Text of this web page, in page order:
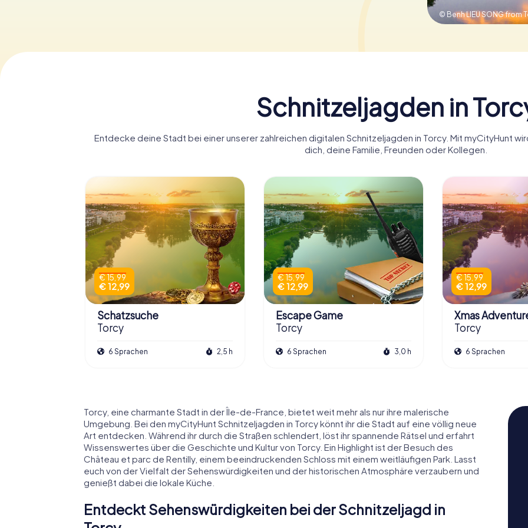
© Benh LIEU SONG from
Schnitzeljagden in
Entdecke deine Stadt bei einer unserer zahlreichen digitalen Schnitzeljagden in Torcy. Mit myCityHunt
dich, deine Familie, Freunden oder Kollegen.
€ 15,99
€ 12,99
Schatzsuche
Torcy
6 Sprachen 2,5 h
€ 15,99
€ 12,99
Escape Game
Torcy
6 Sprachen 3,0 h
€ 15,99
€ 12,99
Xmas
Torcy
6 Sprachen
Torcy, eine charmante Stadt in der Île-de-France, bietet weit mehr als nur ihre malerische
Umgebung. Bei den myCityHunt Schnitzeljagden in Torcy könnt ihr die Stadt auf eine völlig neue
Art entdecken. Während ihr durch die Straßen schlendert, löst ihr spannende Rätsel und erfahrt
Wissenswertes über die Geschichte und Kultur von Torcy. Ein Highlight ist der Besuch des
Château et parc de Rentilly, einem beeindruckenden Schloss mit einem weitläufigen Park. Lasst
euch von der Vielfalt der Sehenswürdigkeiten und der historischen Atmosphäre verzaubern und
genießt dabei die lokale Küche.
Entdeckt Sehenswürdigkeiten bei der Schnitzeljagd in